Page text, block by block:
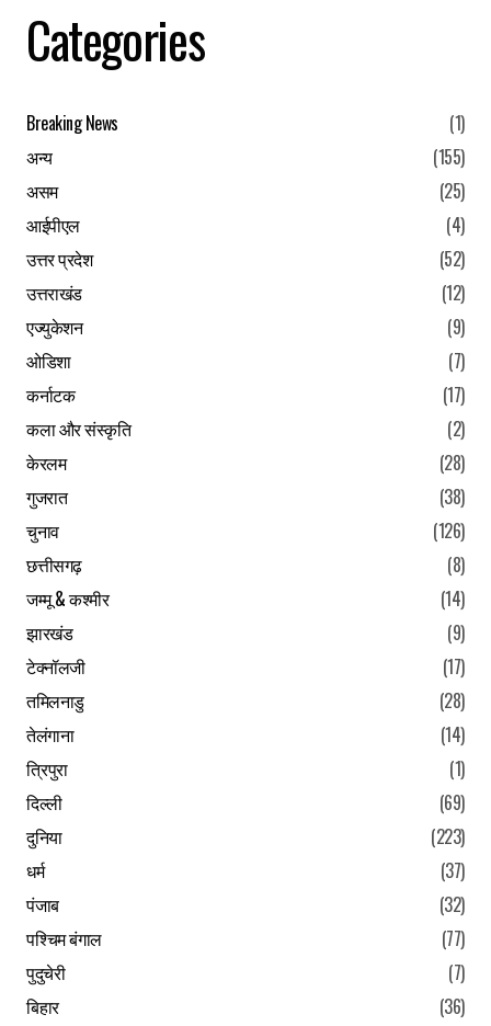
Categories
Breaking News
(1)
अन्य
(155)
असम
(25)
आईपीएल
(4)
उत्तर प्रदेश
(52)
उत्तराखंड
(12)
एज्युकेशन
(9)
ओडिशा
(7)
कर्नाटक
(17)
कला और संस्कृति
(2)
केरलम
(28)
गुजरात
(38)
चुनाव
(126)
छत्तीसगढ़
(8)
जम्मू & कश्मीर
(14)
झारखंड
(9)
टेक्नॉलजी
(17)
तमिलनाडु
(28)
तेलंगाना
(14)
त्रिपुरा
(1)
दिल्ली
(69)
दुनिया
(223)
धर्म
(37)
पंजाब
(32)
पश्चिम बंगाल
(77)
पुदुचेरी
(7)
बिहार
(36)